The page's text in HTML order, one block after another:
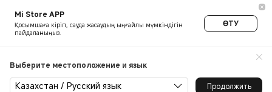
Mi Store APP
Қосымшаға кіріп, сауда жасаудың ыңғайлы мүмкіндігін
пайдаланыңыз.
ӨТУ
Выберите местоположение и язык
Казахстан / Русский язык Продолжить